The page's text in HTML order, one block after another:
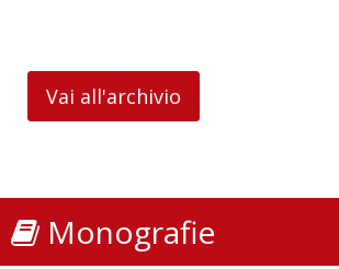
Vai all'archivio
Monografie